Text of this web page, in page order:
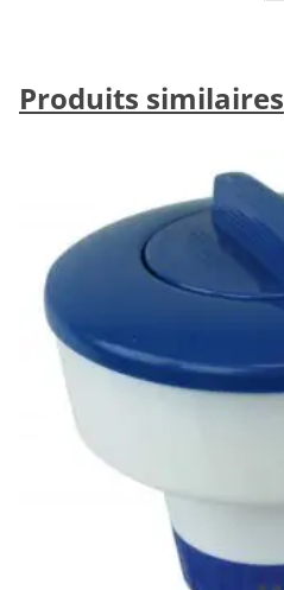
Produits similaires